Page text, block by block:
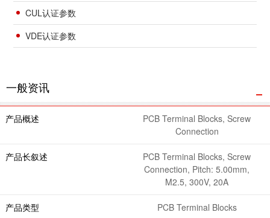
CUL认证参数
VDE认证参数
一般资讯
产品概述
PCB Terminal Blocks, Screw
Connection
产品长叙述
PCB Terminal Blocks, Screw
Connection, Pitch: 5.00mm,
M2.5, 300V, 20A
产品类型 PCB Terminal Blocks